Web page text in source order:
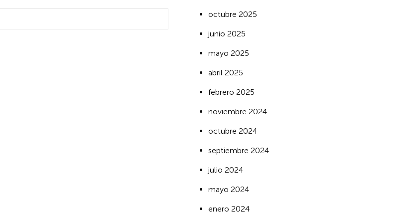
octubre 2025
junio 2025
mayo 2025
abril 2025
febrero 2025
noviembre 2024
octubre 2024
septiembre 2024
julio 2024
mayo 2024
enero 2024